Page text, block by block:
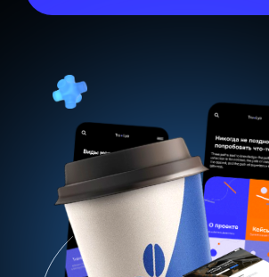
6 месяцев обучения
+ доступ на 1 месяц
старт нового потока
каждый понедельник